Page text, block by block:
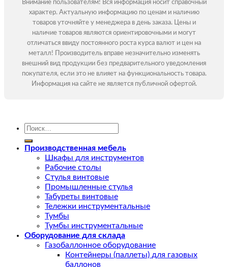
Внимание пользователям! Вся информация носит справочный
характер. Актуальную информацию по ценам и наличию
товаров уточняйте у менеджера в день заказа. Цены и
наличие товаров являются ориентировочными и могут
отличаться ввиду постоянного роста курса валют и цен на
металл! Производитель вправе незначительно изменять
внешний вид продукции без предварительного уведомления
покупателя, если это не влияет на функциональность товара.
Информация на сайте не является публичной офертой.
Искать:
Производственная мебель
Шкафы для инструментов
Рабочие столы
Стулья винтовые
Промышленные стулья
Табуреты винтовые
Тележки инструментальные
Тумбы
Тумбы инструментальные
Оборудование для склада
Газобаллонное оборудование
Контейнеры (паллеты) для газовых
баллонов